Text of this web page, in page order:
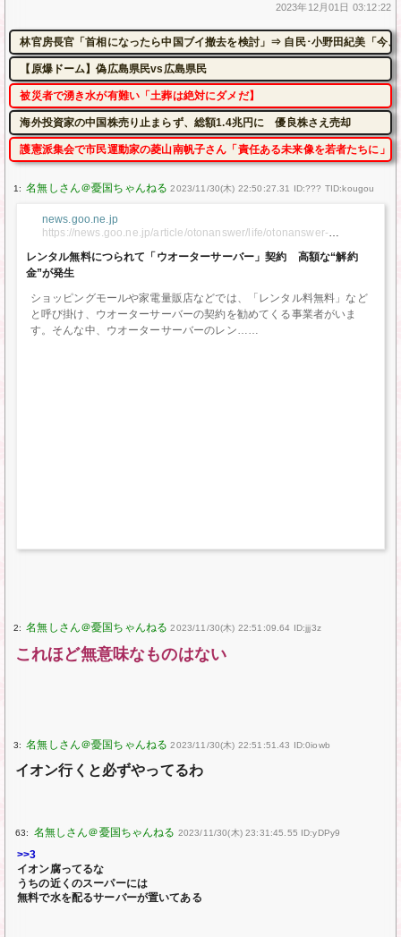
2023年12月01日 03:12:22
林官房長官「首相になったら中国ブイ撤去を検討」⇒ 自民･小野田紀美「今
【原爆ドーム】偽広島県民vs広島県民
被災者で湧き水が有難い「土葬は絶対にダメだ】
海外投資家の中国株売り止まらず、総額1.4兆円に 優良株さえ売却
護憲派集会で市民運動家の菱山南帆子さん「責任ある未来像を若者たちに
1: 2023/11/30(木) 22:50:27.31 ID:??? TID:kougou
news.goo.ne.jp
https://news.goo.ne.jp/article/otonanswer/life/otonanswer-
レンタル無料につられて「ウオーターサーバー」契約 高額な“解約
金”が発生
ショッピングモールや家電量販店などでは、「レンタル料無料」など
と呼び掛け、ウオーターサーバーの契約を勧めてくる事業者がいま
す。そんな中、ウオーターサーバーのレン…
2: 2023/11/30(木) 22:51:09.64 ID:jjj3z
これほど無意味なものはない
3: 2023/11/30(木) 22:51:51.43 ID:0iowb
イオン行くと必ずやってるわ
63: 2023/11/30(木) 23:31:45.55 ID:yDPy9
>>3
イオン腐ってるな
うちの近くのスーパーには
無料で水を配るサーバーが置いてある